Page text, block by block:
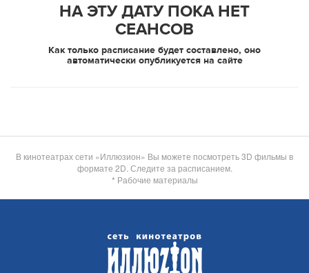
НА ЭТУ ДАТУ ПОКА НЕТ
СЕАНСОВ
Как только расписание будет составлено, оно
автоматически опубликуется на сайте
В кинотеатрах сети «Иллюзион» Вы можете посмотреть 3D фильмы в
формате 2D. Следите за расписанием.
* Рабочие материалы